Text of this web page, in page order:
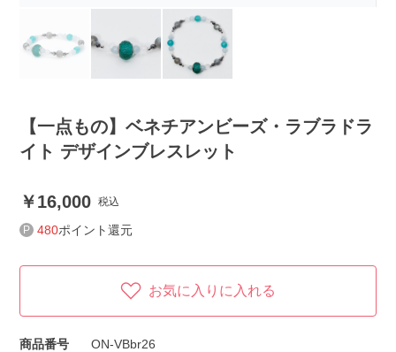
【一点もの】ベネチアンビーズ・ラブラドラ
イト デザインブレスレット
16,000 税込
480ポイント還元
お気に入りに入れる
商品番号
ON-VBbr26